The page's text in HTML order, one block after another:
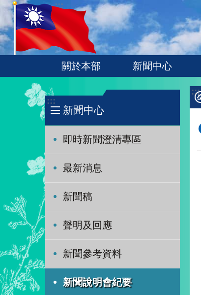
跳到主要內容區塊
:::
關於本部 新聞中心
:::
新聞中心
即時新聞澄清專區
最新消息
新聞稿
聲明及回應
新聞參考資料
新聞說明會紀要
:::